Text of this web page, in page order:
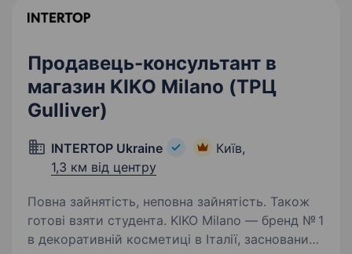
Продавець-консультант в
магазин KIKO Milano (ТРЦ
Gulliver)
INTERTOP Ukraine
Київ,
1,3 км від центру
Повна зайнятість, неповна зайнятість. Також
готові взяти студента. KIKO Milano — бренд № 1
в декоративній косметиці в Італії, заснований